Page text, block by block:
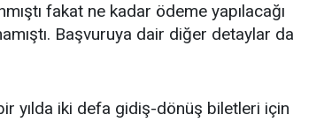
fakat ne kadar ödeme yapılacağı
Başvuruya dair diğer detaylar da
yılda iki defa gidiş-dönüş biletleri için